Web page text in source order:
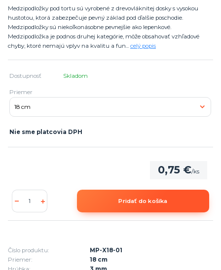
Medzipodložky pod tortu sú vyrobené z drevovláknitej dosky s vysokou
hustotou, ktorá zabezpečuje pevný základ pod ďalšie poschodie.
Medzipodložky sú niekoľkonásobne pevnejšie ako lepenkové.
Medzipodložka je podnos druhej kategórie, môže obsahovať vzhľadové
chyby, ktoré nemajú vplyv na kvalitu a fun... celý popis
Dostupnosť Skladom
Priemer
Nie sme platcovia DPH
0,75 €/ks
Pridať do košíka
Číslo produktu:
MP-X18-01
Priemer:
18 cm